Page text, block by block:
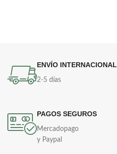
ENVÍO INTERNACIONAL
2-5 días
PAGOS SEGUROS
Mercadopago
y Paypal